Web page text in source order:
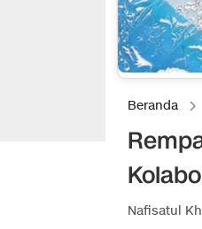
Beranda
Nafisatul